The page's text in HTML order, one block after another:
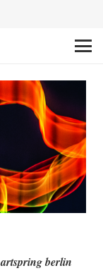
artspring berlin